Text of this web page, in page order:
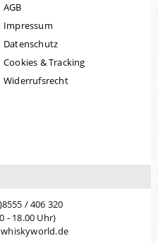
AGB
Impressum
Datenschutz
Cookies & Tracking
Widerrufsrecht
/ 406 320
- 18.00 Uhr)